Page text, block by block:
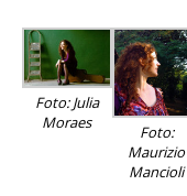
Foto: Julia
Moraes
Foto:
Maurizio
Mancioli